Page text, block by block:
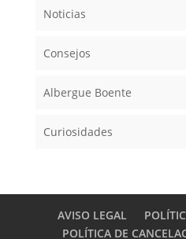
Noticias
Consejos
Albergue Boente
Curiosidades
AVISO LEGAL
POLÍTICA DE